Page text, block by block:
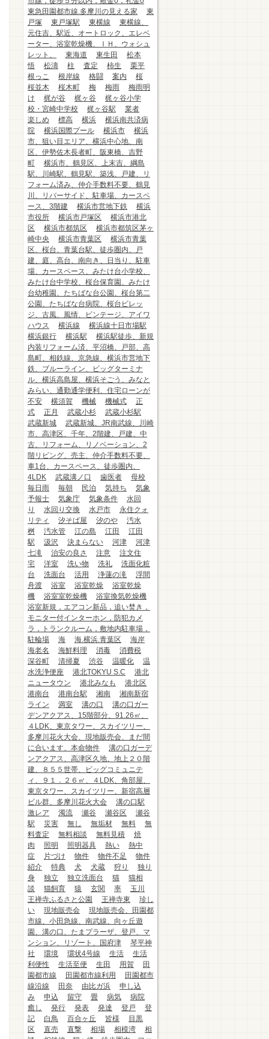
東急田園都市線.多摩川の見える家
東
戸塚
東戸塚駅 東横線
東横線、
元住吉、駅近、オートロック、エレベ
ーター、浴室乾燥機、ＩＨ、ウォシュ
レット、
東海道 東生田
松本
悟
松濤 柱 査定 柿生
栗平
根っこ
根岸線 格闘 案内
桜
桜並木
桜木町 梅 梅雨
梅雨明
け
梶が谷 梶ヶ谷
梶ヶ谷小学
校・宮崎中学校
梶ヶ谷駅
業者
楽しめ
標高 横浜
横浜南共済病
院
横浜国際プール 横浜市
横浜
市、狙い目エリア、横浜中心地、南
区、伊勢佐木長者町、阪東橋、吉野
町
横浜市、鶴見区、上末吉、綱島
駅、川崎駅、鶴見駅、築浅、戸建、リ
フォーム済み、仲介手数料不要、鶴見
川、リバーサイド、駐車場、カースペ
ース、3階建
横浜市営地下鉄
横浜
市役所
横浜市戸塚区
横浜市港北
区
横浜市都筑区
横浜市都筑区茅ヶ
崎中央
横浜市青葉区
横浜市青葉
区、桜台、青葉台駅、徒歩圏内、戸
建、庭、高台、南向き、日当り、駐車
場、カースペース、みたけ台小学校、
みたけ台中学校、桜台保育園、みたけ
台幼稚園、たちばな台公園、桜台第二
公園、たちばな台病院、桜台ビレッ
ジ、古風、風情、ビンテージ、アイワ
ハウス
横浜線
横浜線十日市場駅
横浜銀行
横浜駅
横浜駅徒歩、新規
内装リフォーム済、平沼橋、戸部、高
島町、相鉄線、京急線、横浜市営地下
鉄、ブルーライン、ビッグターミナ
ル、横浜高島屋、横浜そごう、みなと
みらい、通勤通学便利、住宅ローンが
不安
横須賀 機械 機械式
正
式
正月 武蔵小杉
武蔵小杉駅
武蔵新城
武蔵新城、JR南武線、川崎
市、高津区、千年、2階建、戸建、中
古、リフォーム、リノベーション、2
階リビング、売主、仲介手数料不要、
車1台、カースペース、徒歩圏内、
4LDK
武蔵溝ノ口 歯医者
母校
毎日雨
毎朝 民泊 気持ち
気象
予報士
気象庁 気象条件
水回
り
水回り交換 水戸市
永住クォ
リティ
汐そば屋 汐のや
汚水
桝
汚水管 江の島 江田
江田
駅
汲沢 決まらない 河津
河津
七滝
治安の良さ 注意
注文住
宅
洋室 洗い物 洗礼
洗面化粧
台
洗面台 活用 浄蓮の滝
浮間
舟渡
浴室 浴室乾燥
浴室乾燥
機
浴室室乾燥機
浴室換気乾燥機
浴室新規，エアコン新品，追い焚き，
モニター付インターホン，防犯カメ
ラ，トランクルーム，敷地内駐車場，
駐輪場
海 海.横浜.青葉区
海岸
海老名
海鮮料理 消毒
消費税
深谷町
清掃夏 渋谷 温暖化
温
水洗浄便座
港北TOKYU S.C
港北
ニュータウン
港北みなも
港北区
港南台
港南台駅 湘南
湘南新宿
ライン
満室 溝の口
溝の口ガー
デンアクアス、15階部分、91.26㎡、
４LDK、東京タワー、スカイツリー、
多摩川花火大会、現地販売会、まだ間
に合います、本命物件
溝の口ガーデ
ンアクアス、高津区久地、地上２０階
建、８５５世帯、ビッグコミュニテ
ィ、９１．２６㎡、４LDK、角部屋、
東京タワー、スカイツリー、新宿高層
ビル群、多摩川花火大会
溝の口駅
激レア
濁流 瀬谷 瀬谷区
瀬谷
駅
災害 無し 無垢材 無料
無
料査定
無料相談 無料見積
焼
肉
照明 照明器具 熱い
熱中
症
片づけ 物件 物件不足
物件
紹介
特典 犬 犬蔵 狩り
独り
身
独立 独立洗面台 猫
猫相
談
猫飼育 猿 玄関 率
玉川
王禅寺ふるさと公園
王禅寺東
珍し
い
現地販売会
現地販売会、田園都
市線、小田急線、南武線、向ヶ丘遊
園、溝の口、たまプラーザ、登戸、マ
ンション、リゾート、国府津
琴平神
社
環境 環状4号線 生活
生活
利便性
生活至便 生田 用賀
田
園都市線
田園都市線利用
田園都市
線沿線
田奈 由比ガ浜
申し込
み
申込 留守 畳 病気
病院
癒し
発行 発表 発達 登戸
登
記
白鳥 百合ヶ丘 皆様
目黒
区
直売 直撃 相場 相模湾
相